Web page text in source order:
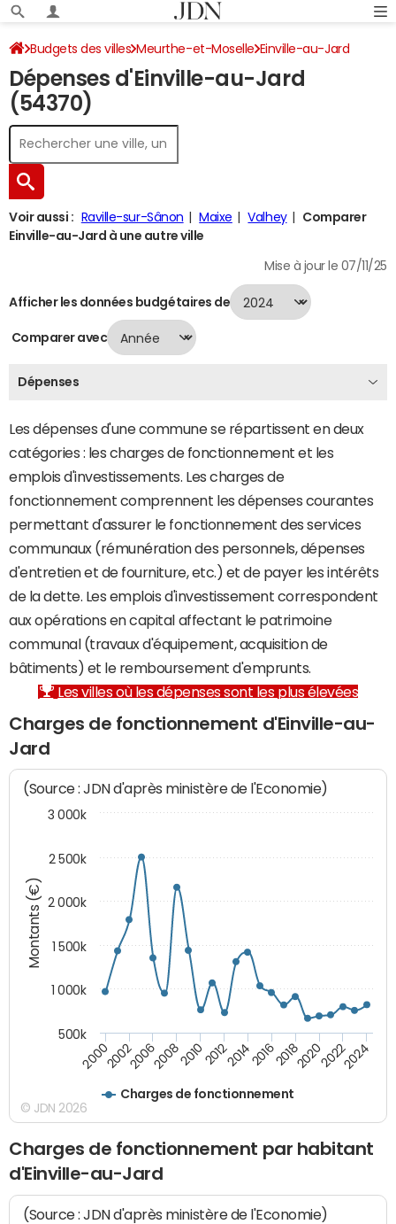
Budgets des villes Meurthe-et-Moselle Einville-au-Jard
Dépenses 2024
Dépenses d'Einville-au-Jard
(54370)
Voir aussi : Raville-sur-Sânon Maixe Valhey
Comparer
Einville-au-Jard à une autre ville
Mise à jour le 07/11/25
Afficher les données budgétaires de
Comparer avec
Dépenses
Les dépenses d'une commune se répartissent en deux
catégories : les charges de fonctionnement et les
emplois d'investissements. Les charges de
fonctionnement comprennent les dépenses courantes
permettant d'assurer le fonctionnement des services
communaux (rémunération des personnels, dépenses
d'entretien et de fourniture, etc.) et de payer les intérêts
de la dette. Les emplois d'investissement correspondent
aux opérations en capital affectant le patrimoine
communal (travaux d'équipement, acquisition de
bâtiments) et le remboursement d'emprunts.
Les villes où les dépenses sont les plus élevées
Charges de fonctionnement d'Einville-au-
Jard
Montants (€)
(Source : JDN d'après ministère de l'Economie)
Charges de fonctionnement
200020022006200820102012201420162018202020222024
500k
1 000k
1 500k
2 000k
2 500k
3 000k
© JDN 2026
Charges de fonctionnement par habitant
d'Einville-au-Jard
(Source : JDN d'après ministère de l'Economie)